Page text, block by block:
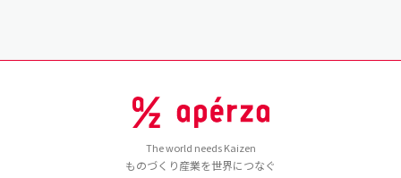
The world needs Kaizen
ものづくり産業を世界につなぐ